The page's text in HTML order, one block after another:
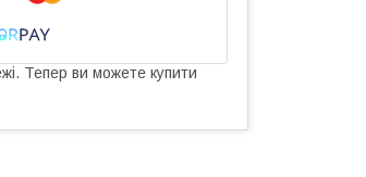
Тепер ви можете купити